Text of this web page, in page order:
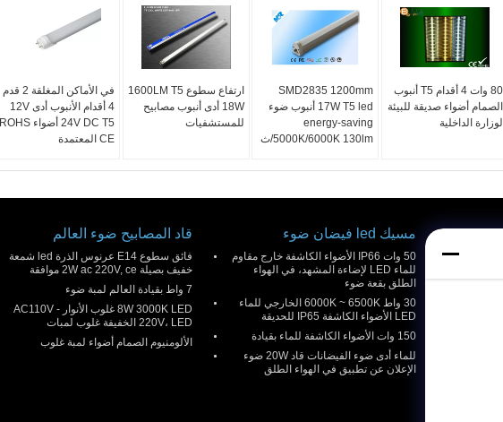
في الأماكن المغلقة 2 قدم
4 أقدام الأنبوب أدى 12V
24V DC T5 أضواء ROHS
CE المعتمدة
ارتفاع سطوع 1600LM T5
18W أدى أنبوب مصابيح
للمستشفيات
SMD2835 1200mm
17W T5 led أنبوب ضوء
energy-saving
5000K/6000K 130lm/ث
80 وات 4 أقدام T5 أنبوب
الصمام أضواء صديقة للبيئة
لوزارة الداخلية
قاد المصابيح ضوء العالم
فائق سطوع E14 عرنوس الذرة led شمعة
خفيف بصيلة 2W ac 220V, ce موافقة
7 واط بقيادة العالم لمبة ضوء
8W 3000K LED غلوب الأنوار AC110V -
220V، LED الخفيفة غلوب لمبات
الألومنيوم الصمام أضواء لمبة غلوب
مسيك led فيضان ضوء
50 وات IP66 الأضواء الكاشفة خارج مقاوم
للماء LED لإضاءة المشهد، في الهواء
الطلق بقعة ضوء
30 واط 6000K ~ 6500K الخارجي للماء
LED الأضواء الكاشفة IP65 للحديقة
150 وات الأضواء الكاشفة للماء بقيادة
للماء أدى ضوء الفيضانات قاد 20W ضوء
الإعلان عن تطبيق في الهواء الطلق